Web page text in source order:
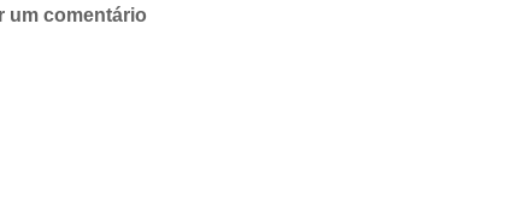
um comentário